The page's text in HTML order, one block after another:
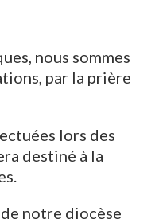
nous sommes
par la prière
lors des
destiné à la
notre diocèse